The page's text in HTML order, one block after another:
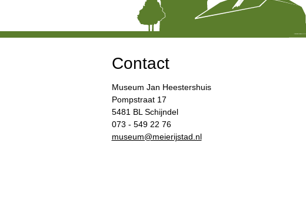
Contact
Museum Jan Heestershuis
Pompstraat 17
5481 BL Schijndel
073 - 549 22 76
​museum@meierijstad.nl